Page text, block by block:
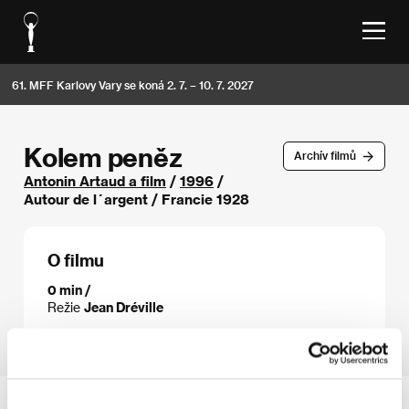
61. MFF Karlovy Vary se koná 2. 7. – 10. 7. 2027
Archív filmů
Kolem peněz
Antonin Artaud a film / 1996 /
Autour de l´argent / Francie 1928
O filmu
0 min /
Režie Jean Dréville